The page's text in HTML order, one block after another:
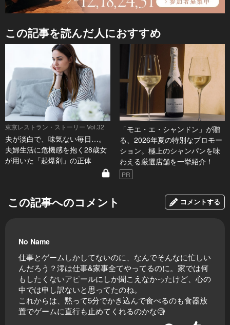
この記事を読んだ人におすすめ
東京レストラン・ストーリー Vol.32
夫が淡白で、味気ない毎日…。
夫婦生活に危機感を抱く28歳女
が用いた「起爆剤」の正体
「モエ・エ・シャンドン」が贈
る、2026年夏の特別なプロモー
ション。極上のシャンパンを味
わえる厳選店舗を一挙紹介！
PR
この記事へのコメント コメントする
No Name
仕事とゲームしかしてないのに、なんでそんなに忙しい
んだろう？澪は仕事&家事全てやってるのに。家では何
もしたくないアピールにしか聞こえなかったけど、心の
中では申し訳ないと思ってたのね。
これからは、黙って5分でかき込んで食べるのも食器放
置でゲームに直行も止めてくれるのかな🧐